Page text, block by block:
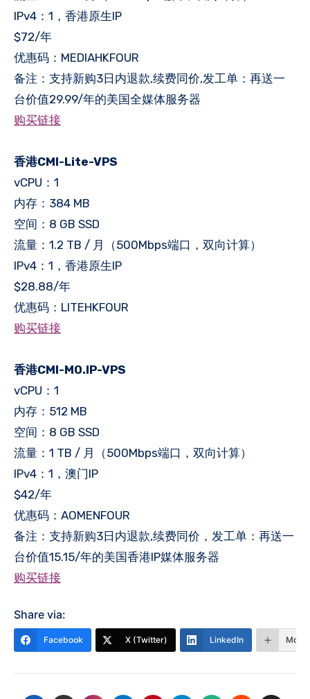
IPv4：1，香港原生IP
$72/年
优惠码：MEDIAHKFOUR
备注：支持新购3日内退款,续费同价,发工单：再送一
台价值29.99/年的美国全媒体服务器
购买链接
香港CMI-Lite-VPS
vCPU：1
内存：384 MB
空间：8 GB SSD
流量：1.2 TB / 月（500Mbps端口，双向计算）
IPv4：1，香港原生IP
$28.88/年
优惠码：LITEHKFOUR
购买链接
香港CMI-MO.IP-VPS
vCPU：1
内存：512 MB
空间：8 GB SSD
流量：1 TB / 月（500Mbps端口，双向计算）
IPv4：1，澳门IP
$42/年
优惠码：AOMENFOUR
备注：支持新购3日内退款,续费同价，发工单：再送一
台价值15.15/年的美国香港IP媒体服务器
购买链接
Share via:
Facebook X (Twitter) LinkedIn More